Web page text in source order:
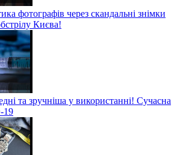
фотографів через скандальні знімки
Києва!
та зручніша у використанні! Сучасна
19